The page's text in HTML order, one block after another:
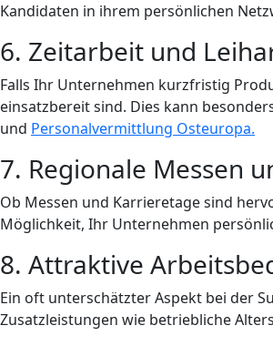
Kandidaten in ihrem persönlichen
6. Zeitarbeit und
Falls Ihr Unternehmen kurzfristig
einsatzbereit sind. Dies kann
und Personalvermittlung Osteuropa.
7. Regionale Messen
Ob Messen und Karrieretage sind
Möglichkeit, Ihr Unternehmen
8. Attraktive
Ein oft unterschätzter Aspekt bei der
Zusatzleistungen wie betriebliche